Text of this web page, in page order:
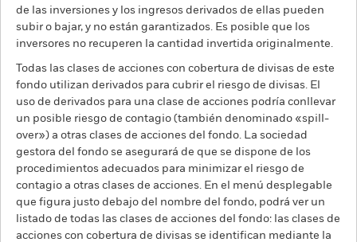
de las inversiones y los ingresos derivados de ellas pueden
subir o bajar, y no están garantizados. Es posible que los
inversores no recuperen la cantidad invertida originalmente.
Todas las clases de acciones con cobertura de divisas de este
fondo utilizan derivados para cubrir el riesgo de divisas. El
uso de derivados para una clase de acciones podría conllevar
un posible riesgo de contagio (también denominado «spill-
over») a otras clases de acciones del fondo. La sociedad
gestora del fondo se asegurará de que se dispone de los
procedimientos adecuados para minimizar el riesgo de
contagio a otras clases de acciones. En el menú desplegable
que figura justo debajo del nombre del fondo, podrá ver un
listado de todas las clases de acciones del fondo: las clases de
acciones con cobertura de divisas se identifican mediante la